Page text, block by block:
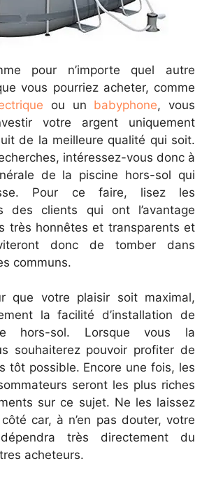
pour n’importe quel autre
vous pourriez acheter, comme
ou un babyphone, vous
votre argent uniquement
de la meilleure qualité qui soit.
intéressez-vous donc à
de la piscine hors-sol qui
Pour ce faire, lisez les
des clients qui ont l’avantage
très honnêtes et transparents et
donc de tomber dans
communs.
que votre plaisir soit maximal,
la facilité d’installation de
hors-sol. Lorsque vous la
souhaiterez pouvoir profiter de
tôt possible. Encore une fois, les
seront les plus riches
sur ce sujet. Ne les laissez
car, à n’en pas douter, votre
très directement du
acheteurs.